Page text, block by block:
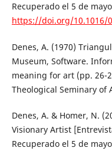
Recuperado el 5 de
https://doi.org/10.1016/
Denes, A. (1970)
Museum, Software.
meaning for art (pp. 26-
Theological Seminary of
Denes, A. & Homer, N.
Visionary Artist
Recuperado el 5 de